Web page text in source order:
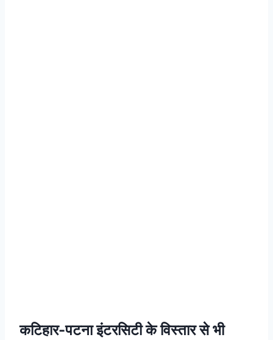
कटिहार-पटना इंटरसिटी के विस्तार से भी